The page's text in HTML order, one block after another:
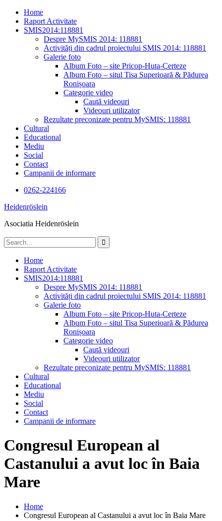
Skip
content
Home
Raport Activitate
SMIS2014:118881
Despre MySMIS 2014: 118881
Activități din cadrul proiectului SMIS 2014: 118881
Galerie foto
Album Foto – site Pricop-Huta-Certeze
Album Foto – situl Tisa Superioară & Pădurea
Ronișoara
Categorie video
Caută videouri
Videouri utilizator
Rezultate preconizate pentru MySMIS: 118881
Cultural
Educational
Mediu
Social
Contact
Campanii de informare
0262-224166
Heidenröslein
Asociatia Heidenröslein
Search
for:
Home
Raport Activitate
SMIS2014:118881
Despre MySMIS 2014: 118881
Activități din cadrul proiectului SMIS 2014: 118881
Galerie foto
Album Foto – site Pricop-Huta-Certeze
Album Foto – situl Tisa Superioară & Pădurea
Ronișoara
Categorie video
Caută videouri
Videouri utilizator
Rezultate preconizate pentru MySMIS: 118881
Cultural
Educational
Mediu
Social
Contact
Campanii de informare
Congresul European al
Castanului a avut loc în Baia
Mare
Home
Congresul European al Castanului a avut loc în Baia Mare